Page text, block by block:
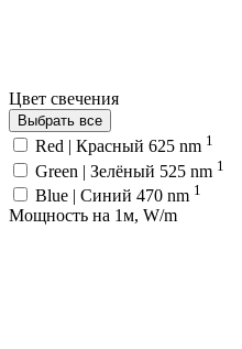
Цвет свечения
Выбрать все
Red | Красный 625 nm 1
Green | Зелёный 525 nm 1
Blue | Синий 470 nm 1
Мощность на 1м, W/m